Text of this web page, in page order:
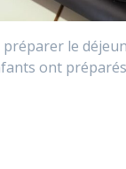
le
ont